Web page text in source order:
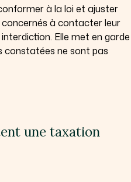
à la loi et ajuster
concernés à contacter leur
Elle met en garde
constatées ne sont pas
une taxation